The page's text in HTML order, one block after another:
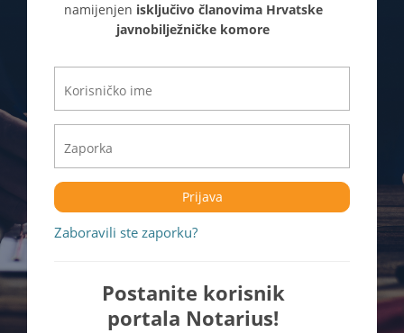
namijenjen isključivo članovima Hrvatske
javnobilježničke komore
Prijava
Zaboravili ste zaporku?
Postanite korisnik
portala Notarius!